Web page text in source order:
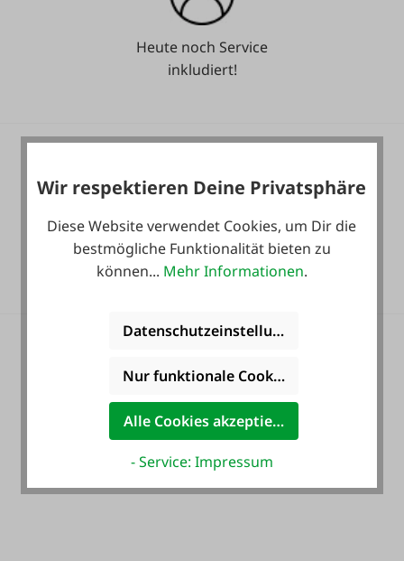
Heute noch Service
inkludiert!
36 Monate
Langzeit-Garantie.
Zahlung auf Wunsch
für Neukunden
Wir respektieren Deine Privatsphäre
Diese Website verwendet Cookies, um Dir die
bestmögliche Funktionalität bieten zu
können... Mehr Informationen.
Datenschutzeinstellungen
Nur funktionale Cookies akzeptieren
Alle Cookies akzeptieren
- Service: Impressum